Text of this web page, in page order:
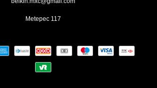
Metepec 117